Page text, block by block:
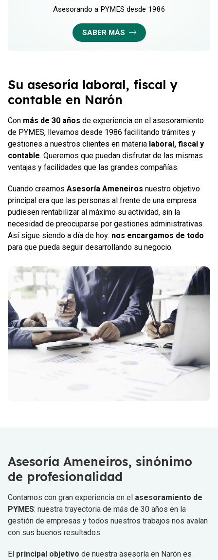
Asesorando a PYMES desde 1986
SABER MÁS
Su asesoría laboral, fiscal y
contable en Narón
Con más de 30 años de experiencia en el asesoramiento
de PYMES, llevamos desde 1986 facilitando trámites y
gestiones a nuestros clientes en materia laboral, fiscal y
contable. Queremos que puedan disfrutar de las mismas
ventajas y facilidades que las grandes compañías.
Cuando creamos Asesoría Ameneiros nuestro objetivo
principal era que las personas al frente de una empresa
pudiesen rentabilizar al máximo su actividad, sin la
necesidad de preocuparse por gestiones administrativas.
Así sigue siendo a día de hoy: nos encargamos de todo
para que pueda seguir desarrollando su negocio.
Asesoría Ameneiros, sinónimo
de profesionalidad
Contamos con gran experiencia en el asesoramiento de
PYMES: nuestra trayectoria de más de 30 años en la
gestión de empresas y todos nuestros trabajos nos avalan
con sus buenos resultados.
El principal objetivo de nuestra asesoría en Narón es